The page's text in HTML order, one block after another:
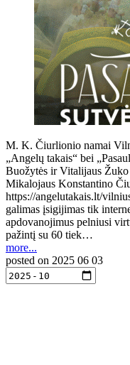
M. K. Čiurlionio namai
„Angelų takais“ bei
Buožytės ir Vitalijaus
Mikalojaus Konstantino
https://angelutakais.lt/
galimas įsigijimas tik
apdovanojimus pelniusi
pažintį su 60 tiek…
more...
posted on 2025 06 03